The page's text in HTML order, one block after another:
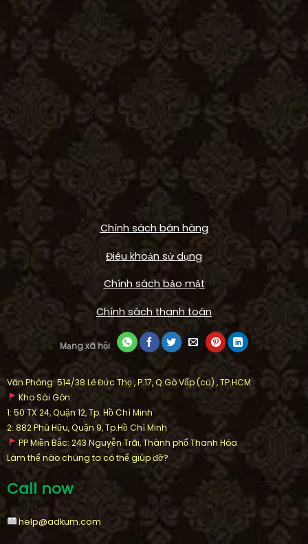
Chính sách bán hàng
Điêu khoản sử dụng
Chính sách bảo mật
Chính sách thanh toán
Mạng xã hội
Văn Phòng: 514/38 Lê Đức Thọ , P.17, Q.Gò Vấp (cũ) , TP.HCM.
Kho Sài Gòn:
1: 50 TX 24, Quận 12, Tp. Hồ Chí Minh
2: 882 Phú Hữu, Quận 9, Tp.Hồ Chí Minh
PP Miền Bắc: 243 Nguyễn Trãi, Thành phố Thanh Hóa
Làm thế nào chúng ta có thể giúp đỡ?
Call now
help@adkum.com